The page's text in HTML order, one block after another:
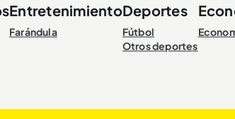
Entretenimiento
Farándula
Deportes
Fútbol
Otros deportes